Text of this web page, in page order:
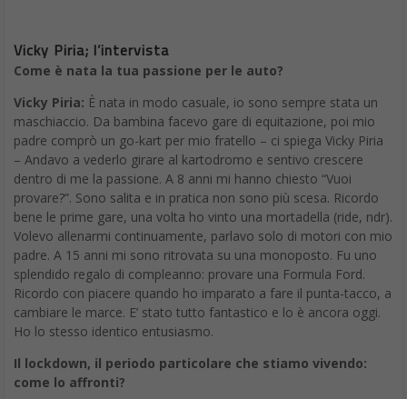
Vicky Piria; l’intervista
Come è nata la tua passione per le auto?
Vicky Piria: È nata in modo casuale, io sono sempre stata un
maschiaccio. Da bambina facevo gare di equitazione, poi mio
padre comprò un go-kart per mio fratello – ci spiega Vicky Piria
– Andavo a vederlo girare al kartodromo e sentivo crescere
dentro di me la passione. A 8 anni mi hanno chiesto “Vuoi
provare?”. Sono salita e in pratica non sono più scesa. Ricordo
bene le prime gare, una volta ho vinto una mortadella (ride, ndr).
Volevo allenarmi continuamente, parlavo solo di motori con mio
padre. A 15 anni mi sono ritrovata su una monoposto. Fu uno
splendido regalo di compleanno: provare una Formula Ford.
Ricordo con piacere quando ho imparato a fare il punta-tacco, a
cambiare le marce. E’ stato tutto fantastico e lo è ancora oggi.
Ho lo stesso identico entusiasmo.
Il lockdown, il periodo particolare che stiamo vivendo:
come lo affronti?